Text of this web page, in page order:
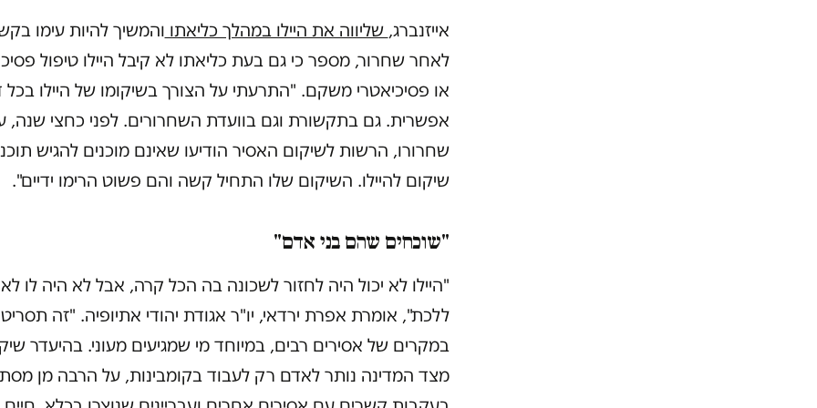
אייזנברג, שליווה את היילו במהלך כליאתו והמשיך להיות עימו
לאחר שחרור, מספר כי גם בעת כליאתו לא קיבל היילו טיפול
או פסיכיאטרי משקם. "התרעתי על הצורך בשיקומו של היילו בכל
אפשרית. גם בתקשורת וגם בוועדת השחרורים. לפני כחצי שנה,
שחרורו, הרשות לשיקום האסיר הודיעו שאינם מוכנים להגיש
שיקום להיילו. השיקום שלו התחיל קשה והם פשוט הרימו ידיים".
"שוכחים שהם בני אדם"
"היילו לא יכול היה לחזור לשכונה בה הכל קרה, אבל לא היה לו
ללכת", אומרת אפרת ירדאי, יו"ר אגודת יהודי אתיופיה. "זה
במקרים של אסירים רבים, במיוחד מי שמגיעים מעוני. בהיעדר
מצד המדינה נותר לאדם רק לעבוד בקומבינות, על הרבה מן